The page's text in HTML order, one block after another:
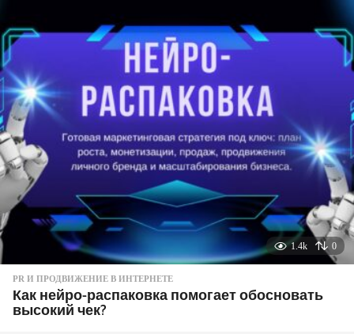
1.4k 0
PR И ПРОДВИЖЕНИЕ В ИНТЕРНЕТЕ
Как нейро-распаковка помогает обосновать
высокий чек?